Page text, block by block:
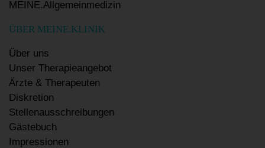
MEINE.Allgemeinmedizin
ÜBER MEINE.KLINIK
Über uns
Unser Therapieangebot
Ärzte & Therapeuten
Diskretion
Stellenausschreibungen
Gästebuch
Impressionen